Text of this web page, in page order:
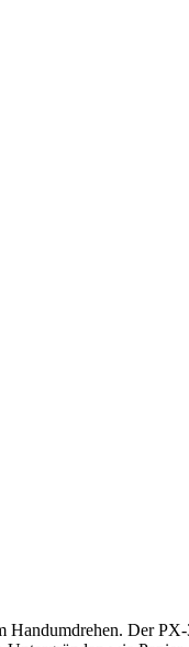
Handumdrehen. Der